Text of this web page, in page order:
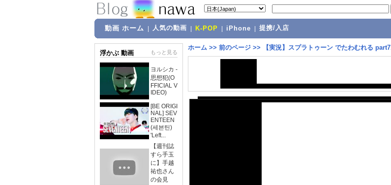
動画 ホーム 人気の動画 K-POP iPhone 提携/入店
浮かぶ 動画 もっと見る
ヨルシカ -
思想犯(O
FFICIAL V
IDEO)
[BE ORIGI
NAL] SEV
ENTEEN
(세븐틴)
'Left...
【週刊誌
すら手玉
に】手越
祐也さん
の会見
ホーム >> 前のページ >> 【実況】スプラトゥーン でたわむれる